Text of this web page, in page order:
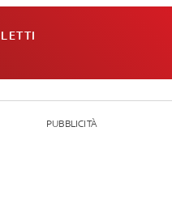
PUBBLICITÀ